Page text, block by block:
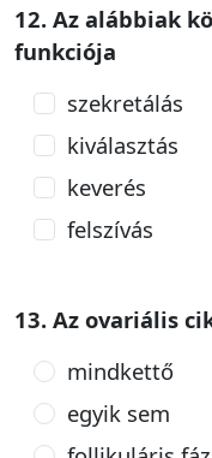
12. Az alábbiak
funkciója
szekretálás
kiválasztás
keverés
felszívás
13. Az ovariális
mindkettő
egyik sem